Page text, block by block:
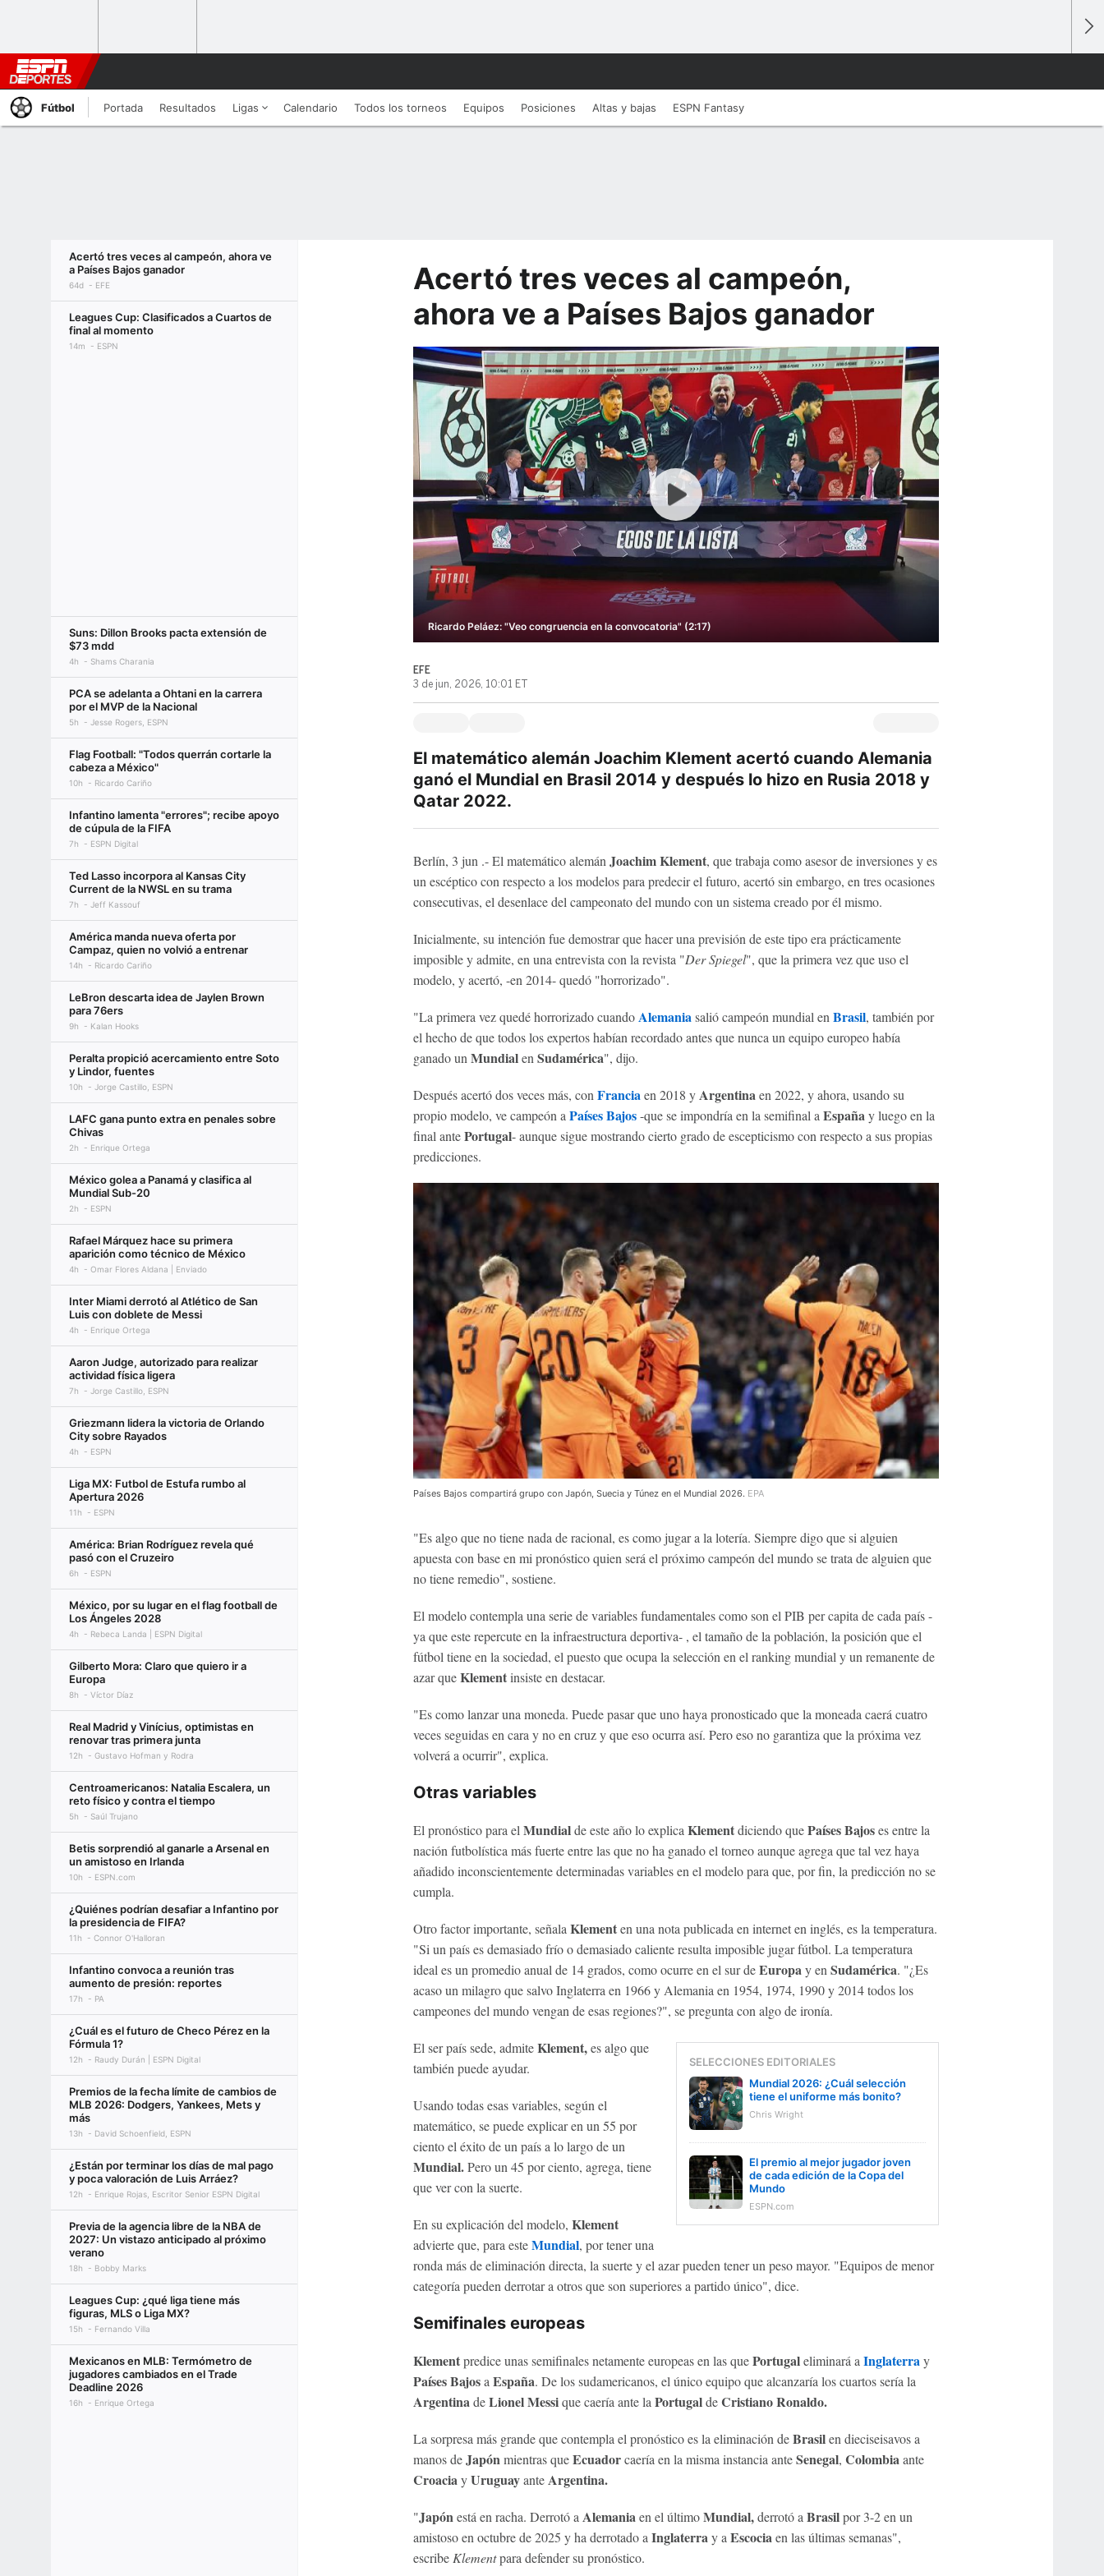
Fútbol Portada Resultados Ligas Calendario Todos los torneos Equipos Posiciones Altas y bajas ESPN Fantasy
Acertó tres veces al campeón, ahora ve
a Países Bajos ganador
64d EFE
Leagues Cup: Clasificados a Cuartos de
final al momento
14m ESPN
Suns: Dillon Brooks pacta extensión de
$73 mdd
4h Shams Charania
PCA se adelanta a Ohtani en la carrera
por el MVP de la Nacional
5h Jesse Rogers, ESPN
Flag Football: "Todos querrán cortarle la
cabeza a México"
10h Ricardo Cariño
Infantino lamenta "errores"; recibe apoyo
de cúpula de la FIFA
7h ESPN Digital
Ted Lasso incorpora al Kansas City
Current de la NWSL en su trama
7h Jeff Kassouf
América manda nueva oferta por
Campaz, quien no volvió a entrenar
14h Ricardo Cariño
LeBron descarta idea de Jaylen Brown
para 76ers
9h Kalan Hooks
Peralta propició acercamiento entre Soto
y Lindor, fuentes
10h Jorge Castillo, ESPN
LAFC gana punto extra en penales sobre
Chivas
2h Enrique Ortega
México golea a Panamá y clasifica al
Mundial Sub-20
2h ESPN
Rafael Márquez hace su primera
aparición como técnico de México
4h Omar Flores Aldana | Enviado
Inter Miami derrotó al Atlético de San
Luis con doblete de Messi
4h Enrique Ortega
Aaron Judge, autorizado para realizar
actividad física ligera
7h Jorge Castillo, ESPN
Griezmann lidera la victoria de Orlando
City sobre Rayados
4h ESPN
Liga MX: Futbol de Estufa rumbo al
Apertura 2026
11h ESPN
América: Brian Rodríguez revela qué
pasó con el Cruzeiro
6h ESPN
México, por su lugar en el flag football de
Los Ángeles 2028
4h Rebeca Landa | ESPN Digital
Gilberto Mora: Claro que quiero ir a
Europa
8h Víctor Díaz
Real Madrid y Vinícius, optimistas en
renovar tras primera junta
12h Gustavo Hofman y Rodra
Centroamericanos: Natalia Escalera, un
reto físico y contra el tiempo
5h Saúl Trujano
Betis sorprendió al ganarle a Arsenal en
un amistoso en Irlanda
10h ESPN.com
¿Quiénes podrían desafiar a Infantino por
la presidencia de FIFA?
11h Connor O'Halloran
Infantino convoca a reunión tras
aumento de presión: reportes
17h PA
¿Cuál es el futuro de Checo Pérez en la
Fórmula 1?
12h Raudy Durán | ESPN Digital
Premios de la fecha límite de cambios de
MLB 2026: Dodgers, Yankees, Mets y
más
13h David Schoenfield, ESPN
¿Están por terminar los días de mal pago
y poca valoración de Luis Arráez?
12h Enrique Rojas, Escritor Senior ESPN Digital
Previa de la agencia libre de la NBA de
2027: Un vistazo anticipado al próximo
verano
18h Bobby Marks
Leagues Cup: ¿qué liga tiene más
figuras, MLS o Liga MX?
15h Fernando Villa
Mexicanos en MLB: Termómetro de
jugadores cambiados en el Trade
Deadline 2026
16h Enrique Ortega
Acertó tres veces al campeón,
ahora ve a Países Bajos ganador
Ricardo Peláez: "Veo congruencia en la convocatoria" (2:17)
EFE
3 de jun, 2026, 10:01 ET
El matemático alemán Joachim Klement acertó cuando Alemania
ganó el Mundial en Brasil 2014 y después lo hizo en Rusia 2018 y
Qatar 2022.
Berlín, 3 jun .- El matemático alemán Joachim Klement, que trabaja como asesor de inversiones y es
un escéptico con respecto a los modelos para predecir el futuro, acertó sin embargo, en tres ocasiones
consecutivas, el desenlace del campeonato del mundo con un sistema creado por él mismo.
Inicialmente, su intención fue demostrar que hacer una previsión de este tipo era prácticamente
imposible y admite, en una entrevista con la revista "Der Spiegel", que la primera vez que uso el
modelo, y acertó, -en 2014- quedó "horrorizado".
"La primera vez quedé horrorizado cuandoAlemania salió campeón mundial en Brasil, también por
el hecho de que todos los expertos habían recordado antes que nunca un equipo europeo había
ganado un Mundialen Sudamérica", dijo.
Después acertó dos veces más, con Francia en 2018 yArgentinaen 2022, y ahora, usando su
propio modelo, ve campeón a Países Bajos-que se impondría en la semifinal a España y luego en la
final antePortugal- aunque sigue mostrando cierto grado de escepticismo con respecto a sus propias
predicciones.
Países Bajos compartirá grupo con Japón, Suecia y Túnez en el Mundial 2026. EPA
"Es algo que no tiene nada de racional, es como jugar a la lotería. Siempre digo que si alguien
apuesta con base en mi pronóstico quien será el próximo campeón del mundo se trata de alguien que
no tiene remedio", sostiene.
El modelo contempla una serie de variables fundamentales como son el PIB per capita de cada país -
ya que este repercute en la infraestructura deportiva- , el tamaño de la población, la posición que el
fútbol tiene en la sociedad, el puesto que ocupa la selección en el ranking mundial y un remanente de
azar queKlementinsiste en destacar.
"Es como lanzar una moneda. Puede pasar que uno haya pronosticado que la moneada caerá cuatro
veces seguidas en cara y no en cruz y que eso ocurra así. Pero eso no garantiza que la próxima vez
volverá a ocurrir", explica.
Otras variables
El pronóstico para elMundialde este año lo explicaKlementdiciendo quePaíses Bajoses entre la
nación futbolística más fuerte entre las que no ha ganado el torneo aunque agrega que tal vez haya
añadido inconscientemente determinadas variables en el modelo para que, por fin, la predicción no se
cumpla.
Otro factor importante, señalaKlementen una nota publicada en internet en inglés, es la temperatura.
"Si un país es demasiado frío o demasiado caliente resulta imposible jugar fútbol. La temperatura
ideal es un promedio anual de 14 grados, como ocurre en el sur deEuropay enSudamérica. "¿Es
acaso un milagro que salvo Inglaterra en 1966 y Alemania en 1954, 1974, 1990 y 2014 todos los
campeones del mundo vengan de esas regiones?", se pregunta con algo de ironía.
SELECCIONES EDITORIALES
Mundial 2026: ¿Cuál selección
tiene el uniforme más bonito?
Chris Wright
El premio al mejor jugador joven
de cada edición de la Copa del
Mundo
ESPN.com
El ser país sede, admiteKlement,es algo que
también puede ayudar.
Usando todas esas variables, según el
matemático, se puede explicar en un 55 por
ciento el éxito de un país a lo largo de un
Mundial.Pero un 45 por ciento, agrega, tiene
que ver con la suerte.
En su explicación del modelo, Klement
advierte que, para esteMundial, por tener una
ronda más de eliminación directa, la suerte y el azar pueden tener un peso mayor. "Equipos de menor
categoría pueden derrotar a otros que son superiores a partido único", dice.
Semifinales europeas
Klementpredice unas semifinales netamente europeas en las quePortugaleliminará aInglaterray
Países BajosaEspaña. De los sudamericanos, el único equipo que alcanzaría los cuartos sería la
ArgentinadeLionel Messique caería ante laPortugaldeCristiano Ronaldo.
La sorpresa más grande que contempla el pronóstico es la eliminación deBrasilen dieciseisavos a
manos deJapónmientras queEcuadorcaería en la misma instancia anteSenegal, Colombiaante
CroaciayUruguayanteArgentina.
"Japónestá en racha. Derrotó aAlemaniaen el últimoMundial,derrotó aBrasilpor 3-2 en un
amistoso en octubre de 2025 y ha derrotado aInglaterray aEscociaen las últimas semanas",
escribeKlementpara defender su pronóstico.